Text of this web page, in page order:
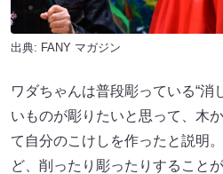
出典: FANY マガジン
ワダちゃんは普段彫っている“消
いものが彫りたいと思って、木
て自分のこけしを作ったと説明
ど、削ったり彫ったりすること